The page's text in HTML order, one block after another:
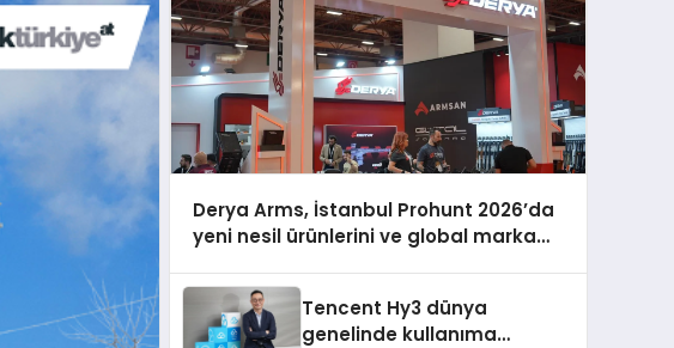
Derya Arms, İstanbul Prohunt 2026’da
yeni nesil ürünlerini ve global marka
Tencent Hy3 dünya
genelinde kullanıma